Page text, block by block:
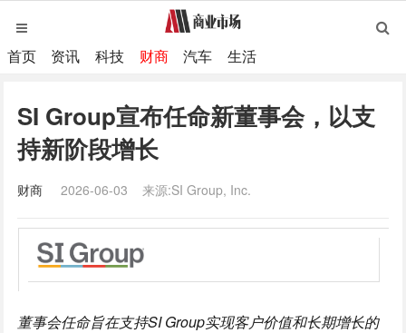
首页 资讯 科技 财商 汽车 生活
SI Group宣布任命新董事会，以支
持新阶段增长
财商 2026-06-03 来源:SI Group, Inc.
董事会任命旨在支持SI Group实现客户价值和长期增长的